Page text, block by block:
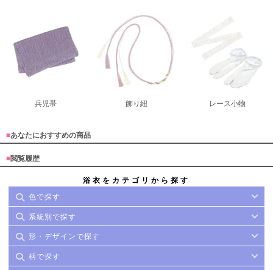
兵児帯 飾り紐 レース小物
■あなたにおすすめの商品
■閲覧履歴
浴衣をカテゴリから探す
色で探す
系統別で探す
形・デザインで探す
柄で探す